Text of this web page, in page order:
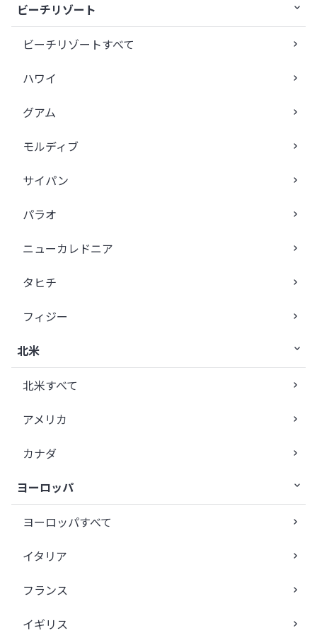
ビーチリゾート
ビーチリゾートすべて
ハワイ
グアム
モルディブ
サイパン
パラオ
ニューカレドニア
タヒチ
フィジー
北米
北米すべて
アメリカ
カナダ
ヨーロッパ
ヨーロッパすべて
イタリア
フランス
イギリス